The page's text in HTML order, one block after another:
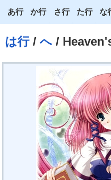
は行/ へ / Heaven's
あ行
い
か行
き
け
こ
さ行
し
せ
そ
た行
ち
て
と
な